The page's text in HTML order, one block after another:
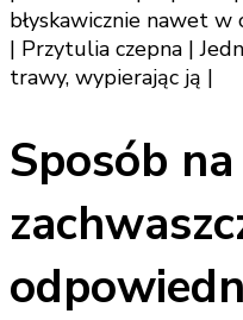
błyskawicznie nawet w
| Przytulia czepna |
trawy, wypierając ją |
Sposób na